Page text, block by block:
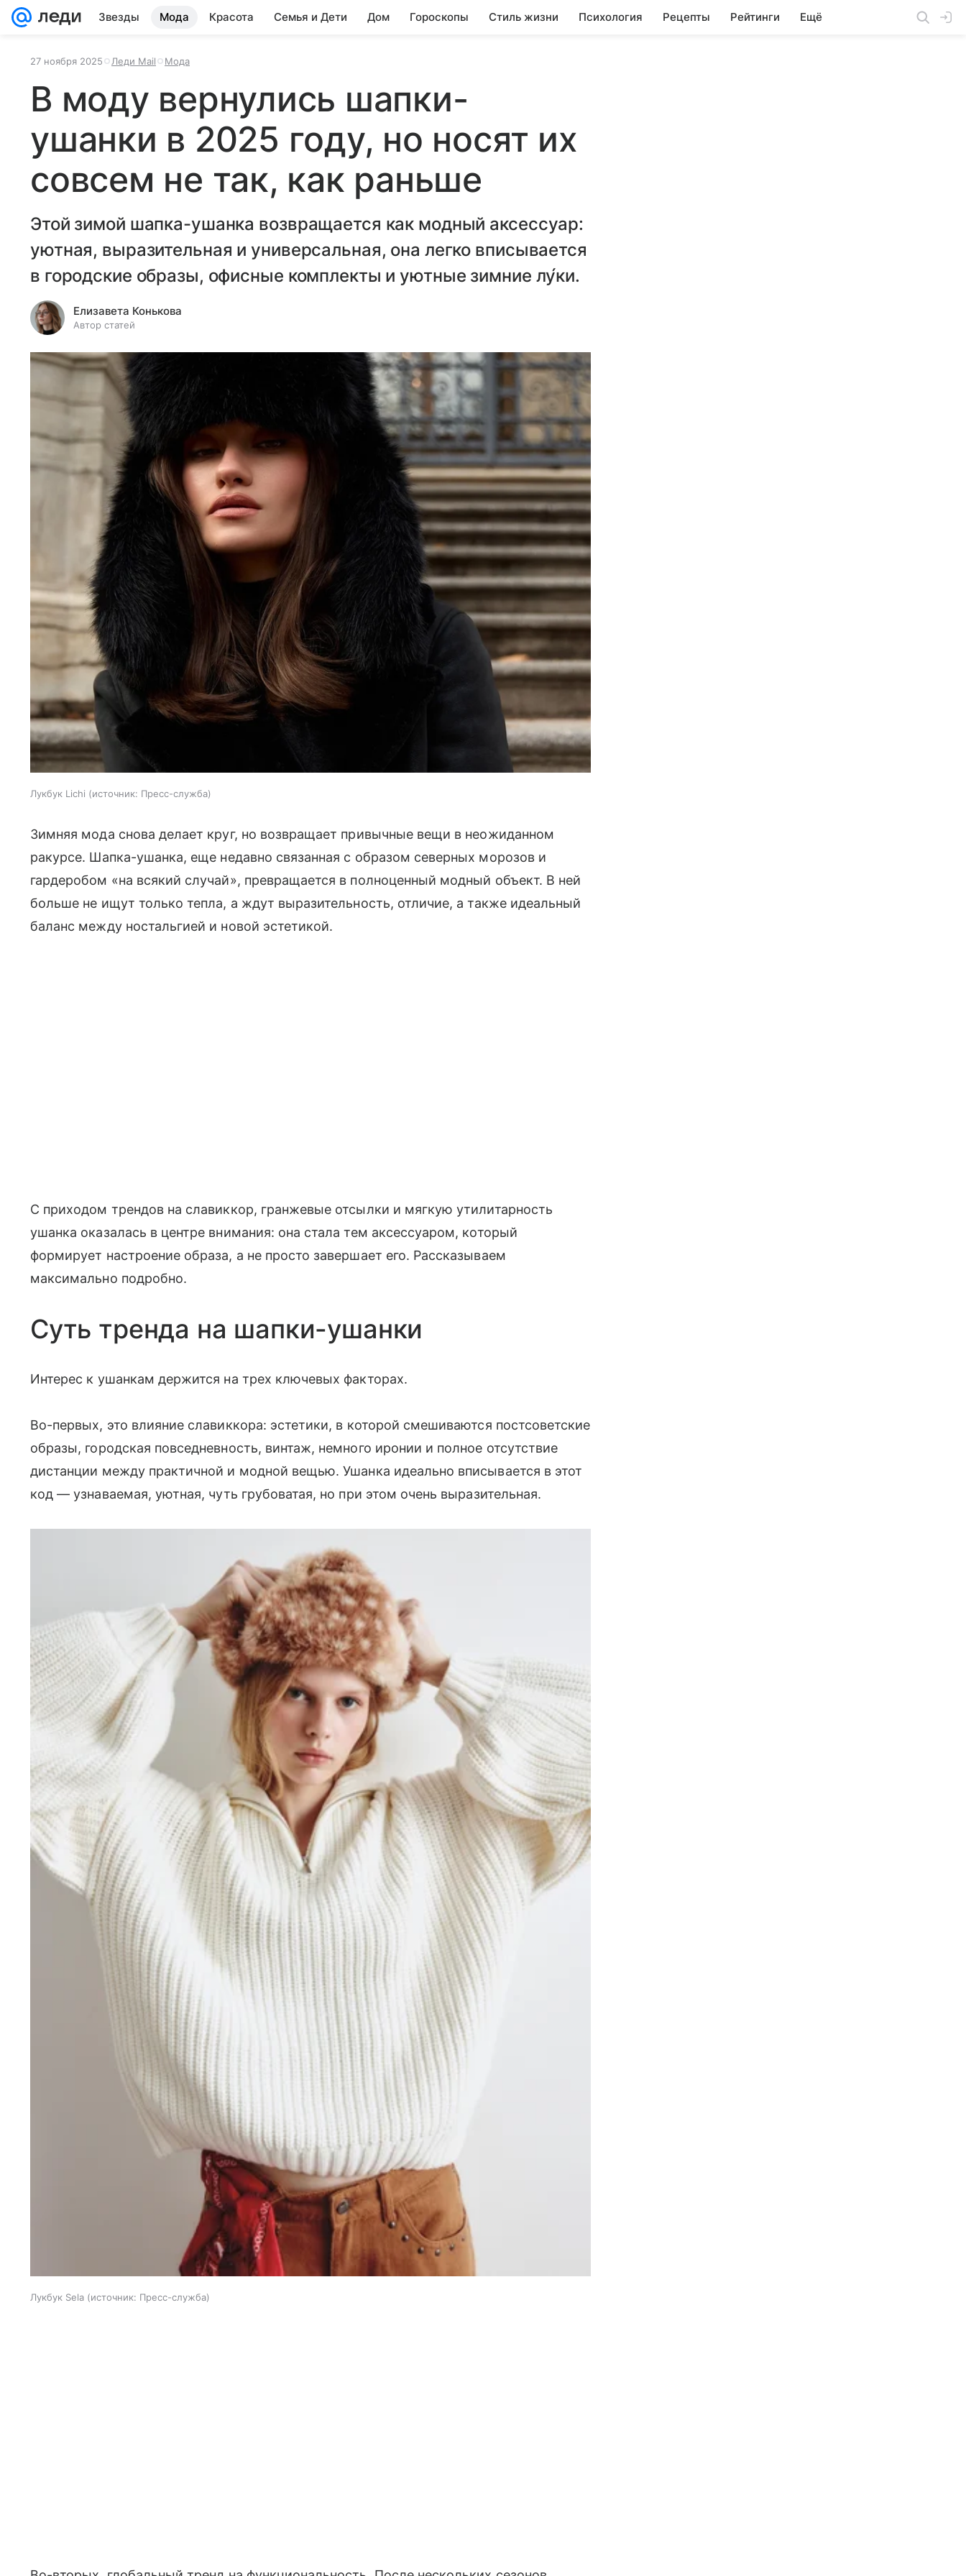
Звезды Мода Красота Семья и Дети Дом Гороскопы Стиль жизни Психология Рецепты Рейтинги Ещё
27 ноября 2025 Леди Mail Мода
В моду вернулись шапки-
ушанки в 2025 году, но носят их
совсем не так, как раньше
Этой зимой шапка-ушанка возвращается как модный аксессуар:
уютная, выразительная и универсальная, она легко вписывается
в городские образы, офисные комплекты и уютные зимние лу́ки.
Елизавета Конькова
Автор статей
Лукбук Lichi источник: Пресс-служба
Зимняя мода снова делает круг, но возвращает привычные вещи в неожиданном
ракурсе. Шапка-ушанка, еще недавно связанная с образом северных морозов и
гардеробом «на всякий случай», превращается в полноценный модный объект. В ней
больше не ищут только тепла, а ждут выразительность, отличие, а также идеальный
баланс между ностальгией и новой эстетикой.
С приходом трендов на славиккор, гранжевые отсылки и мягкую утилитарность
ушанка оказалась в центре внимания: она стала тем аксессуаром, который
формирует настроение образа, а не просто завершает его. Рассказываем
максимально подробно.
Суть тренда на шапки-ушанки
Интерес к ушанкам держится на трех ключевых факторах.
Во-первых, это влияние славиккора: эстетики, в которой смешиваются постсоветские
образы, городская повседневность, винтаж, немного иронии и полное отсутствие
дистанции между практичной и модной вещью. Ушанка идеально вписывается в этот
код — узнаваемая, уютная, чуть грубоватая, но при этом очень выразительная.
Лукбук Sela источник: Пресс-служба